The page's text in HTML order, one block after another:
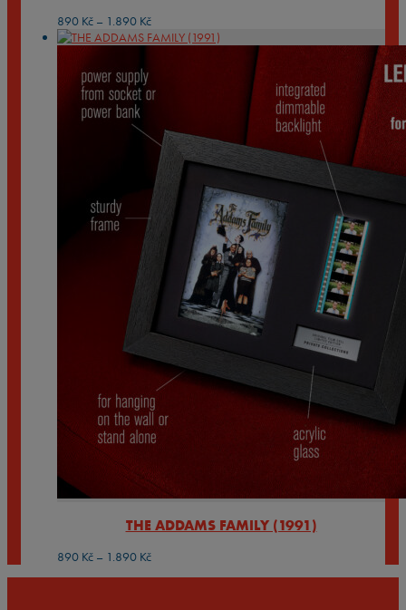
890 Kč – 1.890 KčRozpětí
cen:
THE ADDAMS FAMILY (1991)
890 Kč – 1.890 KčRozpětí